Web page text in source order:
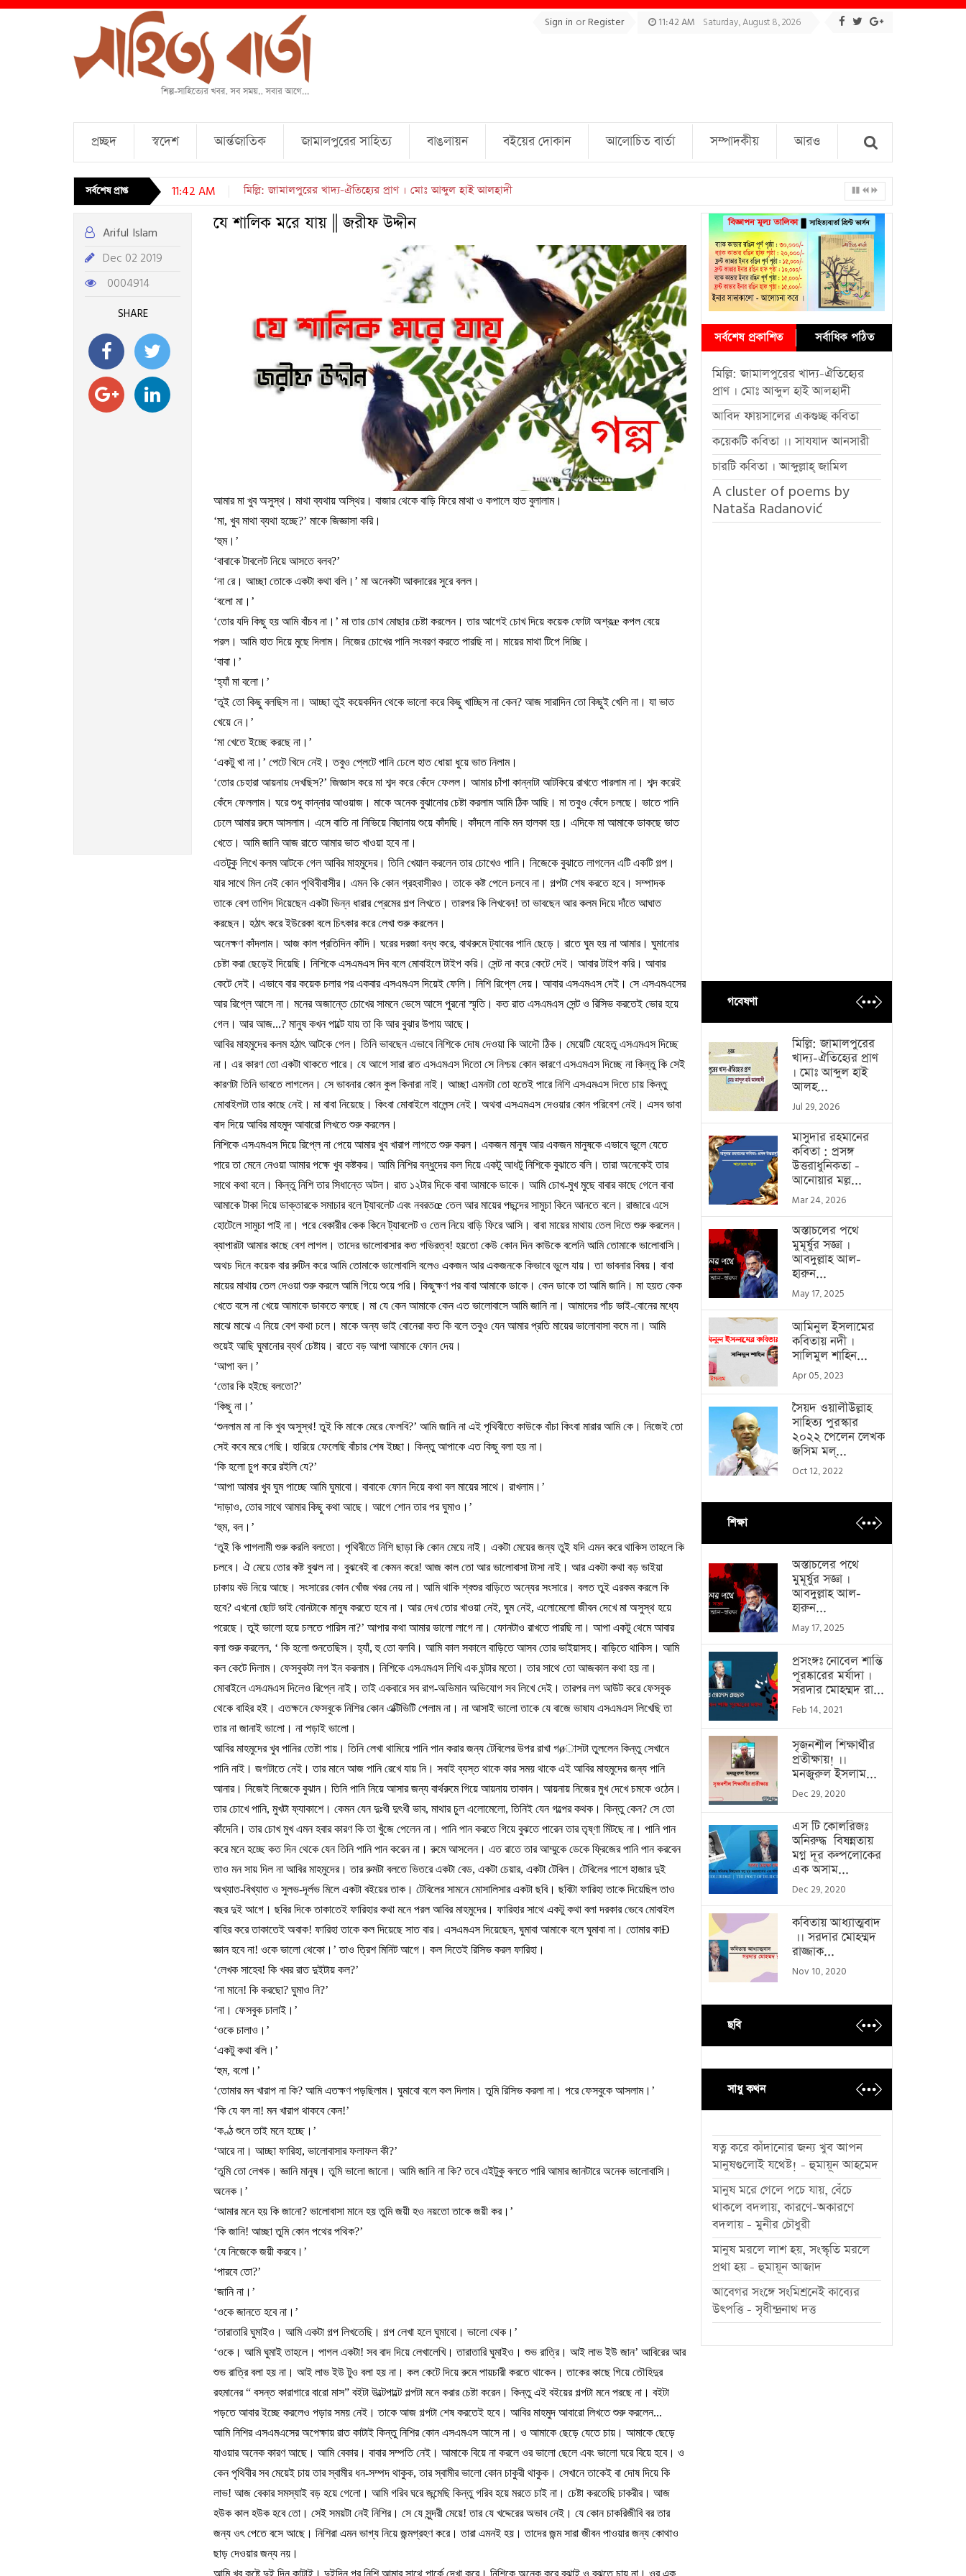
Sign in orRegister 11:42 AM Saturday, August 8, 2026
প্রচ্ছদ স্বদেশ আর্ন্তজাতিক জামালপুরের সাহিত্য বাঙলায়ন বইয়ের দোকান আলোচিত বার্তা সম্পাদকীয় আরও
সর্বশেষ প্রাপ্ত 11:42 AM চারটি কবিতা । আব্দুল্লাহ্ জামিল
Ariful Islam
Dec 02 2019
0004914
SHARE
যে শালিক মরে যায় || জরীফ উদ্দীন
আমার মা খুব অসুস্থ। মাথা ব্যথায় অস্থির। বাজার থেকে বাড়ি ফিরে মাথা ও কপালে হাত বুলালাম।
‘মা, খুব মাথা ব্যথা হচ্ছে?’ মাকে জিজ্ঞাসা করি।
‘হুম। ’
‘বাবাকে টাবলেট নিয়ে আসতে বলব?’
‘না রে। আচ্ছা তোকে একটা কথা বলি। ’ মা অনেকটা আবদারের সুরে বলল।
‘বলো মা। ’
‘তোর যদি কিছু হয় আমি বাঁচব না। ’ মা তার চোখ মোছার চেষ্টা করলেন। তার আগেই চোখ দিয়ে কয়েক ফোটা অশ্রæ কপল বেয়ে
পরল। আমি হাত দিয়ে মুছে দিলাম। নিজের চোখের পানি সংবরণ করতে পারছি না। মায়ের মাথা টিপে দিচ্ছি।
‘বাবা। ’
‘হ্যাঁ মা বলো। ’
‘তুই তো কিছু বলছিস না। আচ্ছা তুই কয়েকদিন থেকে ভালো করে কিছু খাচ্ছিস না কেন? আজ সারাদিন তো কিছুই খেলি না। যা ভাত
খেয়ে নে। ’
‘মা খেতে ইচ্ছে করছে না। ’
‘একটু খা না। ’ পেটে খিদে নেই। তবুও প্লেটে পানি ঢেলে হাত ধোয়া ধুয়ে ভাত নিলাম।
‘তোর চেহারা আয়নায় দেখছিস?’ জিজ্ঞাস করে মা শব্দ করে কেঁদে ফেলল। আমার চাঁপা কান্নাটা আটকিয়ে রাখতে পারলাম না। শব্দ করেই
কেঁদে ফেললাম। ঘরে শুধু কান্নার আওয়াজ। মাকে অনেক বুঝানোর চেষ্টা করলাম আমি ঠিক আছি। মা তবুও কেঁদে চলছে। ভাতে পানি
ঢেলে আমার রুমে আসলাম। এসে বাতি না নিভিয়ে বিছানায় শুয়ে কাঁদছি। কাঁদলে নাকি মন হালকা হয়। এদিকে মা আমাকে ডাকছে ভাত
খেতে। আমি জানি আজ রাতে আমার ভাত খাওয়া হবে না।
এতটুকু লিখে কলম আটকে গেল আবির মাহমুদের। তিনি খেয়াল করলেন তার চোখেও পানি। নিজেকে বুঝাতে লাগলেন এটি একটি গল্প।
যার সাথে মিল নেই কোন পৃথিবীবাসীর। এমন কি কোন গ্রহবাসীরও। তাকে কষ্ট পেলে চলবে না। গল্পটা শেষ করতে হবে। সম্পাদক
তাকে বেশ তাগিদ দিয়েছেন একটা ভিন্ন ধারার প্রেমের গল্প লিখতে। তারপর কি লিখবেন!তা ভাবছেন আর কলম দিয়ে দাঁতে আঘাত
করছেন। হঠাৎ করে ইউরেকা বলে চিৎকার করে লেখা শুরু করলেন।
অনেক্ষণ কাঁদলাম। আজ কাল প্রতিদিন কাঁদি। ঘরের দরজা বন্ধ করে, বাথরুমে ট্যাবের পানি ছেড়ে। রাতে ঘুম হয় না আমার। ঘুমানোর
চেষ্টা করা ছেড়েই দিয়েছি। নিশিকে এসএমএস দিব বলে মোবাইলে টাইপ করি। সেন্ট না করে কেটে দেই। আবার টাইপ করি। আবার
কেটে দেই। এভাবে বার কয়েক চলার পর একবার এসএমএস দিয়েই ফেলি। নিশি রিপ্লে দেয়। আবার এসএমএস দেই। সে এসএমএসের
আর রিপ্লে আসে না। মনের অজান্তে চোখের সামনে ভেসে আসে পুরনো স্মৃতি। কত রাত এসএমএস সেন্ট ও রিসিভ করতেই ভোর হয়ে
গেল। আর আজ...? মানুষ কখন পাল্টে যায় তা কি আর বুঝার উপায় আছে।
আবির মাহমুদের কলম হঠাৎ আটকে গেল। তিনি ভাবছেন এভাবে নিশিকে দোষ দেওয়া কি আদৌ ঠিক। মেয়েটি যেহেতু এসএমএস দিচ্ছে
না। এর কারণ তো একটা থাকতে পারে। যে আগে সারা রাত এসএমএস দিতো সে নিশ্চয় কোন কারণে এসএমএস দিচ্ছে না কিন্তু কি সেই
কারণটা তিনি ভাবতে লাগলেন। সে ভাবনার কোন কুল কিনারা নাই। আচ্ছা এমনটা তো হতেই পারে নিশি এসএমএস দিতে চায় কিন্তু
মোবাইলটা তার কাছে নেই। মা বাবা নিয়েছে। কিংবা মোবাইলে বালেন্স নেই। অথবা এসএমএস দেওয়ার কোন পরিবেশ নেই। এসব ভাবা
বাদ দিয়ে আবির মাহমুদ আবারো লিখতে শুরু করলেন।
নিশিকে এসএমএস দিয়ে রিপ্লে না পেয়ে আমার খুব খারাপ লাগতে শুরু করল। একজন মানুষ আর একজন মানুষকে এভাবে ভুলে যেতে
পারে তা মেনে নেওয়া আমার পক্ষে খুব কষ্টকর। আমি নিশির বন্ধুদের কল দিয়ে একটু আধটু নিশিকে বুঝাতে বলি। তারা অনেকেই তার
সাথে কথা বলে। কিন্তু নিশি তার সিধান্তে অটল। রাত ১২টার দিকে বাবা আমাকে ডাকে। আমি চোখ-মুখ মুছে বাবার কাছে গেলে বাবা
আমাকে টাকা দিয়ে ডাক্তারকে সমাচার বলে ট্যাবলেট এবং নবরতœ তেল আর মায়ের পছন্দের সামুচা কিনে আনতে বলে। রাজারে এসে
হোটেলে সামুচা পাই না। পরে বেকারীর কেক কিনে ট্যাবলেট ও তেল নিয়ে বাড়ি ফিরে আসি। বাবা মায়ের মাথায় তেল দিতে শুরু করলেন।
ব্যাপারটা আমার কাছে বেশ লাগল। তাদের ভালোবাসার কত গভিরত্ব! হয়তো কেউ কোন দিন কাউকে বলেনি আমি তোমাকে ভালোবাসি।
অথচ দিনে কয়েক বার রুটিন করে আমি তোমাকে ভালোবাসি বলেও একজন আর একজনকে কিভাবে ভুলে যায়। তা ভাবনার বিষয়। বাবা
মায়ের মাথায় তেল দেওয়া শুরু করলে আমি গিয়ে শুয়ে পরি। কিছুক্ষণ পর বাবা আমাকে ডাকে। কেন ডাকে তা আমি জানি। মা হয়ত কেক
খেতে বসে না খেয়ে আমাকে ডাকতে বলছে। মা যে কেন আমাকে কেন এত ভালোবাসে আমি জানি না। আমাদের পাঁচ ভাই-বোনের মধ্যে
মাঝে মাঝে এ নিয়ে বেশ কথা চলে। মাকে অন্য ভাই বোনেরা কত কি বলে তবুও যেন আমার প্রতি মায়ের ভালোবাসা কমে না। আমি
শুয়েই আছি ঘুমানোর ব্যর্থ চেষ্টায়। রাতে বড় আপা আমাকে ফোন দেয়।
‘আপা বল। ’
‘তোর কি হইছে বলতো?’
‘কিছু না। ’
‘শুনলাম মা না কি খুব অসুস্থ!তুই কি মাকে মেরে ফেলবি?’ আমি জানি না এই পৃথিবীতে কাউকে বাঁচা কিংবা মারার আমি কে। নিজেই তো
সেই কবে মরে গেছি। হারিয়ে ফেলেছি বাঁচার শেষ ইচ্ছা। কিন্তু আপাকে এত কিছু বলা হয় না।
‘কি হলো চুপ করে রইলি যে?’
‘আপা আমার খুব ঘুম পাচ্ছে আমি ঘুমাবো। বাবাকে ফোন দিয়ে কথা বল মায়ের সাথে। রাখলাম। ’
‘দাড়াও, তোর সাথে আমার কিছু কথা আছে। আগে শোন তার পর ঘুমাও। ’
‘হুম, বল। ’
‘তুই কি পাগলামী শুরু করলি বলতো। পৃথিবীতে নিশি ছাড়া কি কোন মেয়ে নাই। একটা মেয়ের জন্য তুই যদি এমন করে থাকিস তাহলে কি
চলবে। ঐ মেয়ে তোর কষ্ট বুঝল না। বুঝবেই বা কেমন করে! আজ কাল তো আর ভালোবাসা টাসা নাই। আর একটা কথা বড় ভাইয়া
ঢাকায় বউ নিয়ে আছে। সংসারের কোন খোঁজ খবর নেয় না। আমি থাকি শ্বশুর বাড়িতে অন্যের সংসারে। বলত তুই এরকম করলে কি
হবে? এখনো ছোট ভাই বোনটাকে মানুষ করতে হবে না। আর দেখ তোর খাওয়া নেই, ঘুম নেই, এলোমেলো জীবন দেখে মা অসুস্থ হয়ে
পরেছে। তুই ভালো হয়ে চলতে পারিস না?’ আপার কথা আমার ভালো লাগে না। ফোনটাও রাখতে পারছি না। আপা একটু থেমে আবার
বলা শুরু করলেন, ‘ কি হলো শুনতেছিস। হ্যাঁ,হু তো বলবি। আমি কাল সকালে বাড়িতে আসব তোর ভাইয়াসহ। বাড়িতে থাকিস। আমি
কল কেটে দিলাম। ফেসবুকটা লগ ইন করলাম। নিশিকে এসএমএস লিখি এক ঘন্টার মতো। তার সাথে তো আজকাল কথা হয় না।
মোবাইলে এসএমএস দিলেও রিপ্লে নাই। তাই একবারে সব রাগ-অভিমান অভিযোগ সব লিখে দেই। তারপর লগ আউট করে ফেসবুক
থেকে বাহির হই। এতক্ষনে ফেসবুকে নিশির কোন এক্টিভিটি পেলাম না। না আসাই ভালো তাকে যে বাজে ভাষায এসএমএস লিখেছি তা
তার না জানাই ভালো। না পড়াই ভালো।
আবির মাহমুদের খুব পানির তেষ্টা পায়। তিনি লেখা থামিয়ে পানি পান করার জন্য টেবিলের উপর রাখা গøাসটা তুললেন কিন্তু সেখানে
পানি নাই। জগটাতে নেই। তার মানে আজ পানি রেখে যায় নি। সবাই ব্যস্ত থাকে কার সময় থাকে এই আবির মাহমুদের জন্য পানি
আনার। নিজেই নিজেকে বুঝান। তিনি পানি নিয়ে আসার জন্য বার্থরুমে গিয়ে আয়নায় তাকান। আয়নায় নিজের মুখ দেখে চমকে ওঠেন।
তার চোখে পানি, মুখটা ফ্যাকাশে। কেমন যেন দুঃখী দুৎখী ভাব, মাথার চুল এলোমেলো, তিনিই যেন গল্পের কথক। কিন্তু কেন? সে তো
কাঁদেনি। তার চোখ মুখ এমন হবার কারণ কি তা খুঁজে পেলেন না। পানি পান করতে গিয়ে বুঝতে পারেন তার তৃষ্ণা মিটছে না। পানি পান
করে মনে হচ্ছে কত দিন থেকে যেন তিনি পানি পান করেন না। রুমে আসলেন। এত রাতে তার আম্মুকে ডেকে ফ্রিজের পানি পান করবেন
তাও মন সায় দিল না আবির মাহমুদের। তার রুমটা বলতে ভিতরে একটা বেড, একটা চেয়ার, একটা টেবিল। টেবিলের পাশে হাজার দুই
অখ্যাত-বিখ্যাত ও সুলভ-দূর্লভ মিলে একটা বইয়ের তাক। টেবিলের সামনে মোসালিসার একটা ছবি। ছবিটা ফারিহা তাকে দিয়েছিল তাও
বছর দুই আগে। ছবির দিকে তাকাতেই ফারিহার কথা মনে পরল আবির মাহমুদের। ফারিহার সাথে একটু কথা বলা দরকার ভেবে মোবাইল
বাহির করে তাকাতেই অবাক! ফারিহা তাকে কল দিয়েছে সাত বার। এসএমএস দিয়েছেন, ঘুমাবা আমাকে বলে ঘুমাবা না। তোমার কাÐ
জ্ঞান হবে না! ওকে ভালো থেকো। ’তাও ত্রিশ মিনিট আগে। কল দিতেই রিসিভ করল ফারিহা।
‘লেখক সাহেব! কি খবর রাত দুইটায় কল?’
‘না মানে! কি করছো? ঘুমাও নি?’
‘না। ফেসবুক চালাই। ’
‘ওকে চালাও। ’
‘একটু কথা বলি। ’
‘হুম, বলো। ’
‘তোমার মন খারাপ না কি? আমি এতক্ষণ পড়ছিলাম। ঘুমাবো বলে কল দিলাম। তুমি রিসিভ করলা না। পরে ফেসবুকে আসলাম। ’
‘কি যে বল না! মন খারাপ থাকবে কেন!’
‘কণ্ঠ শুনে তাই মনে হচ্ছে। ’
‘আরে না। আচ্ছা ফারিহা, ভালোবাসার ফলাফল কী?’
‘তুমি তো লেখক। জ্ঞানি মানুষ। তুমি ভালো জানো। আমি জানি না কি?তবে এইটুকু বলতে পারি আমার জানটারে অনেক ভালোবাসি।
অনেক। ’
‘আমার মনে হয় কি জানো? ভালোবাসা মানে হয় তুমি জয়ী হও নয়তো তাকে জয়ী কর। ’
‘কি জানি! আচ্ছা তুমি কোন পথের পথিক?’
‘যে নিজেকে জয়ী করবে। ’
‘পারবে তো?’
‘জানি না। ’
‘ওকে জানতে হবে না। ’
‘তারাতারি ঘুমাইও। আমি একটা গল্প লিখতেছি। গল্প লেখা হলে ঘুমাবো। ভালো থেক। ’
‘ওকে। আমি ঘুমাই তাহলে। পাগল একটা! সব বাদ দিয়ে লেখালেখি। তারাতারি ঘুমাইও। শুভ রাত্রি। আই লাভ ইউ জান’ আবিরের আর
শুভ রাত্রি বলা হয় না। আই লাভ ইউ টুও বলা হয় না। কল কেটে দিয়ে রুমে পায়চারী করতে থাকেন। তাকের কাছে গিয়ে তৌহিদুর
রহমানের“ বসন্ত কারাগারে বারো মাস” বইটা উল্টেপাল্টে গল্পটা মনে করার চেষ্টা করেন। কিন্তু এই বইয়ের গল্পটা মনে পরছে না। বইটা
পড়তে আবার ইচ্ছে করলেও পড়ার সময় নেই। তাকে আজ গল্পটা শেষ করতেই হবে। আবির মাহমুদ আবারো লিখতে শুরু করলেন...
আমি নিশির এসএমএসের অপেক্ষায় রাত কাটাই কিন্তু নিশির কোন এসএমএস আসে না। ও আমাকে ছেড়ে যেতে চায়। আমাকে ছেড়ে
যাওয়ার অনেক কারণ আছে। আমি বেকার। বাবার সম্পতি নেই। আমাকে বিয়ে না করলে ওর ভালো ছেলে এবং ভালো ঘরে বিয়ে হবে। ও
কেন পৃথিবীর সব মেয়েই চায় তার স্বামীর ধন-সম্পদ থাকুক,তার স্বামীর ভালো কোন চাকুরী থাকুক। সেখানে তাকেই বা দোষ দিয়ে কি
লাভ! আজ বেকার সমস্যাই বড় হয়ে গেলো। আমি গরিব ঘরে জন্মেছি কিন্তু গরিব হয়ে মরতে চাই না। চেষ্টা করতেছি চাকরীর। আজ
হউক কাল হউক হবে তো। সেই সময়টা নেই নিশির। সে যে সুন্দরী মেয়ে!তার যে খদ্দেরের অভাব নেই। যে কোন চাকরিজীবি বর তার
জন্য ওৎ পেতে বসে আছে। নিশিরা এমন ভাগ্য নিয়ে জন্মগ্রহণ করে। তারা এমনই হয়। তাদের জন্ম সারা জীবন পাওয়ার জন্য কোথাও
ছাড় দেওয়ার জন্য নয়।
সর্বশেষ প্রকাশিত সর্বাধিক পঠিত
মিল্লি: জামালপুরের খাদ্য-ঐতিহ্যের
প্রাণ । মোঃ আব্দুল হাই আলহাদী
আবিদ ফায়সালের একগুচ্ছ কবিতা
কয়েকটি কবিতা ।। সাযযাদ আনসারী
চারটি কবিতা । আব্দুল্লাহ্ জামিল
A cluster of poems by
Nataša Radanović
গবেষণা
মিল্লি: জামালপুরের
খাদ্য-ঐতিহ্যের প্রাণ
। মোঃ আব্দুল হাই
আলহ...
Jul 29, 2026
মাসুদার রহমানের
কবিতা : প্রসঙ্গ
উত্তরাধুনিকতা -
আনোয়ার মল্ল...
Mar 24, 2026
অস্তাচলের পথে
মুমূর্ষুর সজ্ঞা ।
আবদুল্লাহ আল-
হারুন...
May 17, 2025
আমিনুল ইসলামের
কবিতায় নদী ।
সালিমুল শাহিন...
Apr 05, 2023
সৈয়দ ওয়ালীউল্লাহ
সাহিত্য পুরস্কার
২০২২ পেলেন লেখক
জসিম মল্...
Oct 12, 2022
শিক্ষা
অস্তাচলের পথে
মুমূর্ষুর সজ্ঞা ।
আবদুল্লাহ আল-
হারুন...
May 17, 2025
প্রসংঙ্গঃ নোবেল শান্তি
পূরষ্কারের মর্যাদা ।
সরদার মোহম্মদ রা...
Feb 14, 2021
সৃজনশীল শিক্ষার্থীর
প্রতীক্ষায়! ।।
মনজুরুল ইসলাম...
Dec 29, 2020
এস টি কোলরিজঃ
অনিরুদ্ধ বিষন্নতায়
মগ্ন দূর কল্পলোকের
এক অসাম...
Dec 29, 2020
কবিতায় আধ্যাত্মবাদ
।। সরদার মোহম্মদ
রাজ্জাক...
Nov 10, 2020
ছবি
সাধু কথন
যত্ন করে কাঁদানোর জন্য খুব আপন
মানুষগুলোই যথেষ্ট! - হুমায়ূন আহমেদ
মানুষ মরে গেলে পচে যায়, বেঁচে
থাকলে বদলায়, কারণে-অকারণে
বদলায় - মুনীর চৌধুরী
মানুষ মরলে লাশ হয়, সংস্কৃতি মরলে
প্রথা হয় - হুমায়ূন আজাদ
আবেগর সংঙ্গে সংমিশ্রনেই কাব্যের
উৎপত্তি - সৃধীন্দ্রনাথ দত্ত